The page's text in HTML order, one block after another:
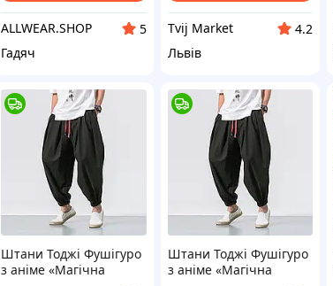
ALLWEAR.SHOP
5
Гадяч
Tvij Market
4.2
Львів
Штани Тоджі Фушігуро
з аніме «Магічна
Штани Тоджі Фушігуро
з аніме «Магічна